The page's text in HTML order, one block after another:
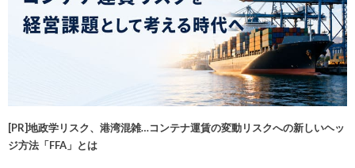
[PR]地政学リスク、港湾混雑…コンテナ運賃の変動リスクへの新しいヘッ
ジ方法「FFA」とは